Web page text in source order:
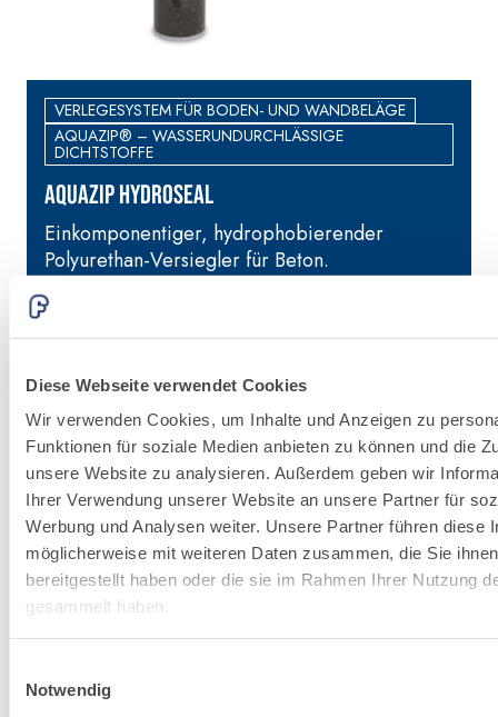
Diese Webseite verwendet Cookies
Wir verwenden Cookies, um Inhalte und Anzeigen zu
Funktionen für soziale Medien anbieten zu können und die
unsere Website zu analysieren. Außerdem geben wir
Ihrer Verwendung unserer Website an unsere Partner für
Werbung und Analysen weiter. Unsere Partner führen diese
möglicherweise mit weiteren Daten zusammen, die Sie ihnen
bereitgestellt haben oder die sie im Rahmen Ihrer Nutzung
gesammelt haben.
Notwendig
VERLEGESYSTEM FÜR BODEN- UND WANDBELÄGE
AQUAZIP® – WASSERUNDURCHLÄSSIGE
DICHTSTOFFE
AQUAZIP HYDROSEAL
Einkomponentiger, hydrophobierender
Polyurethan-Versiegler für Beton.
FÜR BODEN-
UND